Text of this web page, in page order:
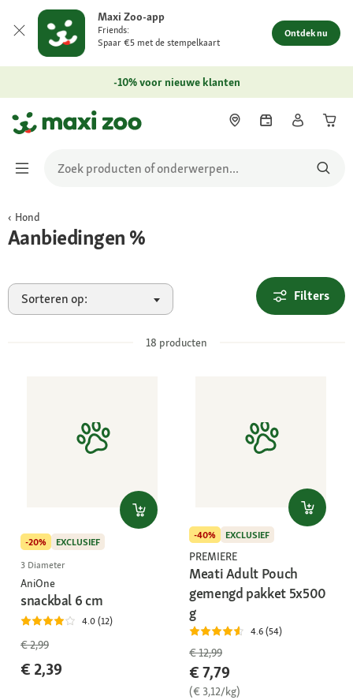
Maxi Zoo-app
Friends:
Spaar €5 met de stempelkaart
Ontdek nu
-10% voor nieuwe klanten
Hond
Aanbiedingen %
Sorteren op: Filters
18 producten
-20%
EXCLUSIEF
3 Diameter
AniOne
snackbal 6 cm
4.0 (12)
€ 2,99
€ 2,39
-40% EXCLUSIEF
PREMIERE
Meati Adult Pouch
gemengd pakket 5x500
g
4.6 (54)
€ 12,99
€ 7,79
(€ 3,12/kg)